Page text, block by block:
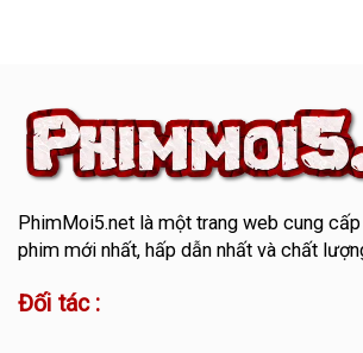
PhimMoi5.netlà một trang web cung
phim mới nhất, hấp dẫn nhất và chất
Đối tác :